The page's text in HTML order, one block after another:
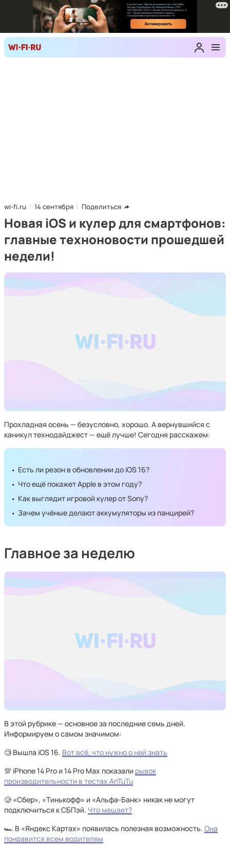
wi-fi.ru 14 сентября Поделиться
Новая iOS и кулер для смартфонов:
главные техноновости прошедшей
недели!
Прохладная осень — безусловно, хорошо. А вернувшийся с
каникул технодайджест — ещё лучше! Сегодня расскажем:
Есть ли резон в обновлении до iOS 16?
Что ещё покажет Apple в этом году?
Как выглядит игровой кулер от Sony?
Зачем учёные делают аккумуляторы из панцирей?
Главное за неделю
В этой рубрике — основное за последние семь дней.
Информируем о самом значимом:
🧐 Вышла iOS 16. Вот всё, что нужно о ней знать
💯 iPhone 14 Pro и 14 Pro Max показали рывок
производительности в тестах AnTuTu
🥲 «Сбер», «Тинькофф» и «Альфа-Банк» никак не могут
подключиться к СБПэй. Что мешает?
🏎️ В «Яндекс Картах» появилась полезная возможность. Она
понравится всем водителям